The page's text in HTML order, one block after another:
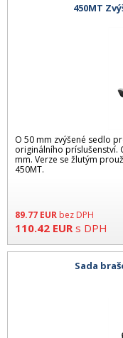
450MT
O 50 mm zvýšené sedlo
originálního príslušenství.
mm. Verze se žlutým
450MT.
89.77 EUR bez DPH
110.42 EUR s DPH
Sada